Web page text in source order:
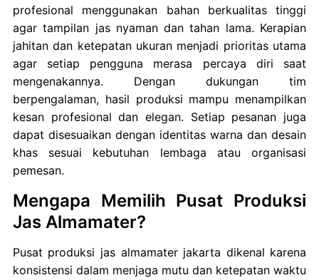
profesional menggunakan bahan berkualitas tinggi
agar tampilan jas nyaman dan tahan lama. Kerapian
jahitan dan ketepatan ukuran menjadi prioritas utama
agar setiap pengguna merasa percaya diri saat
mengenakannya. Dengan dukungan tim
berpengalaman, hasil produksi mampu menampilkan
kesan profesional dan elegan. Setiap pesanan juga
dapat disesuaikan dengan identitas warna dan desain
khas sesuai kebutuhan lembaga atau organisasi
pemesan.
Mengapa Memilih Pusat Produksi
Jas Almamater?
Pusat produksi jas almamater jakarta dikenal karena
konsistensi dalam menjaga mutu dan ketepatan waktu